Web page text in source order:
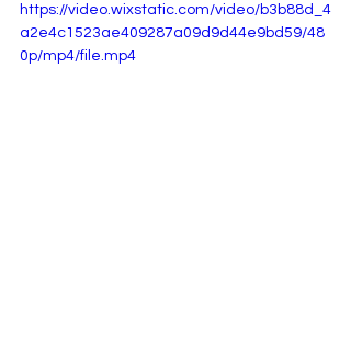
https://video.wixstatic.com/video/b3b88d_4
a2e4c1523ae409287a09d9d44e9bd59/48
0p/mp4/file.mp4